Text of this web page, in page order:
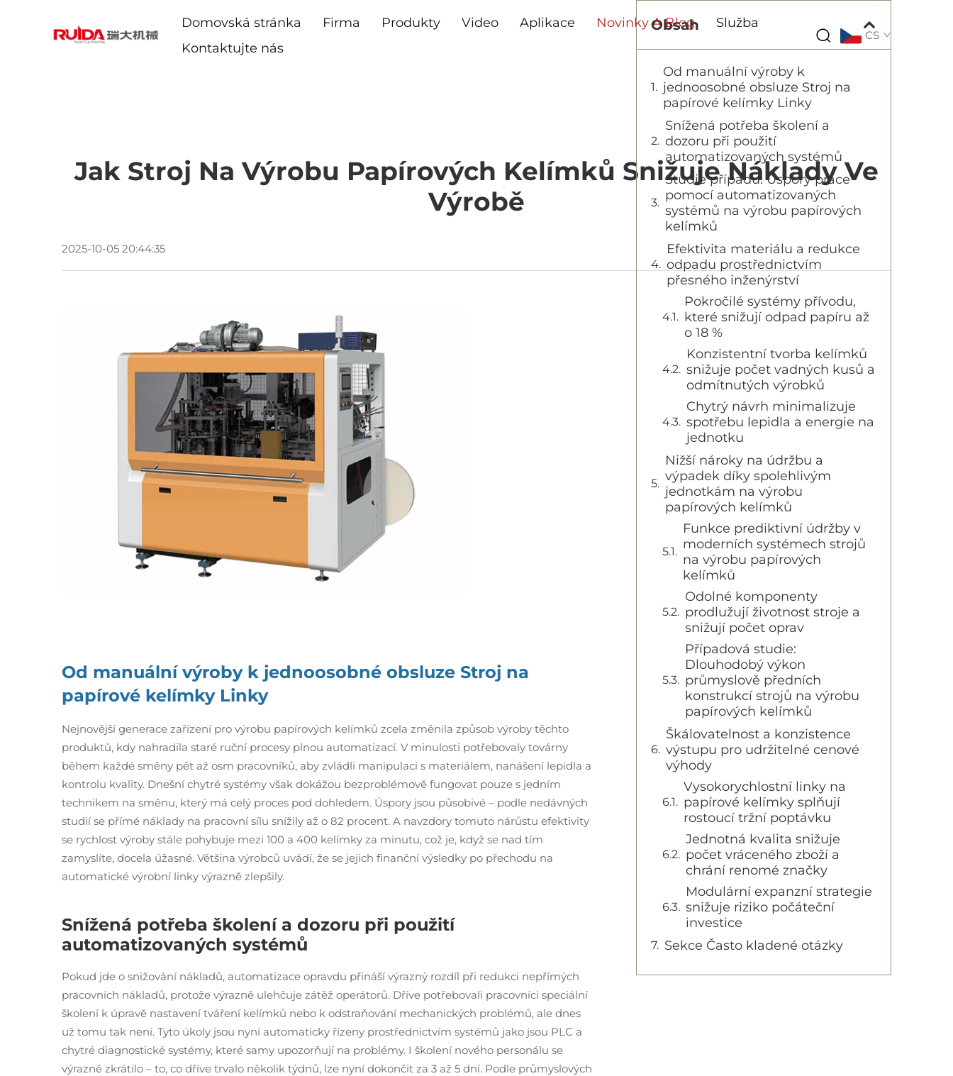
Domovská stránka Firma Produkty Video Aplikace Novinky A Blog
Služba
Kontaktujte nás
CS
Jak Stroj Na Výrobu Papírových Kelímků Snižuje Náklady Ve
Výrobě
2025-10-05 20:44:35
Od manuální výroby k jednoosobné obsluze Stroj na
papírové kelímky Linky
Nejnovější generace zařízení pro výrobu papírových kelímků zcela změnila způsob výroby těchto
produktů, kdy nahradila staré ruční procesy plnou automatizací. V minulosti potřebovaly továrny
během každé směny pět až osm pracovníků, aby zvládli manipulaci s materiálem, nanášení lepidla a
kontrolu kvality. Dnešní chytré systémy však dokážou bezproblémově fungovat pouze s jedním
technikem na směnu, který má celý proces pod dohledem. Úspory jsou působivé – podle nedávných
studií se přímé náklady na pracovní sílu snížily až o 82 procent. A navzdory tomuto nárůstu efektivity
se rychlost výroby stále pohybuje mezi 100 a 400 kelímky za minutu, což je, když se nad tím
zamyslíte, docela úžasné. Většina výrobců uvádí, že se jejich finanční výsledky po přechodu na
automatické výrobní linky výrazně zlepšily.
Snížená potřeba školení a dozoru při použití
automatizovaných systémů
Pokud jde o snižování nákladů, automatizace opravdu přináší výrazný rozdíl při redukci nepřímých
pracovních nákladů, protože výrazně ulehčuje zátěž operátorů. Dříve potřebovali pracovníci speciální
školení k úpravě nastavení tváření kelímků nebo k odstraňování mechanických problémů, ale dnes
už tomu tak není. Tyto úkoly jsou nyní automaticky řízeny prostřednictvím systémů jako jsou PLC a
chytré diagnostické systémy, které samy upozorňují na problémy. I školení nového personálu se
výrazně zkrátilo – to, co dříve trvalo několik týdnů, lze nyní dokončit za 3 až 5 dní. Podle průmyslových
Obsah
Od manuální výroby k
jednoosobné obsluze Stroj na
papírové kelímky Linky
Snížená potřeba školení a
dozoru při použití
automatizovaných systémů
Studie případu: Úspory práce
pomocí automatizovaných
systémů na výrobu papírových
kelímků
Efektivita materiálu a redukce
odpadu prostřednictvím
přesného inženýrství
Pokročilé systémy přívodu,
které snižují odpad papíru až
o 18 %
Konzistentní tvorba kelímků
snižuje počet vadných kusů a
odmítnutých výrobků
Chytrý návrh minimalizuje
spotřebu lepidla a energie na
jednotku
Nižší nároky na údržbu a
výpadek díky spolehlivým
jednotkám na výrobu
papírových kelímků
Funkce prediktivní údržby v
moderních systémech strojů
na výrobu papírových
kelímků
Odolné komponenty
prodlužují životnost stroje a
snižují počet oprav
Případová studie:
Dlouhodobý výkon
průmyslově předních
konstrukcí strojů na výrobu
papírových kelímků
Škálovatelnost a konzistence
výstupu pro udržitelné cenové
výhody
Vysokorychlostní linky na
papírové kelímky splňují
rostoucí tržní poptávku
Jednotná kvalita snižuje
počet vráceného zboží a
chrání renomé značky
Modulární expanzní strategie
snižuje riziko počáteční
investice
Sekce Často kladené otázky